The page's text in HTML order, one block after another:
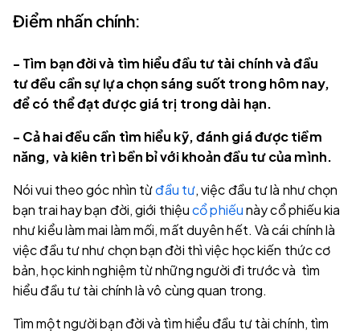
Điểm nhấn chính:
- Tìm bạn đời và tìm hiểu đầu tư tài chính và đầu
tư đều cần sự lựa chọn sáng suốt trong hôm nay,
để có thể đạt được giá trị trong dài hạn.
- Cả hai đều cần tìm hiểu kỹ, đánh giá được tiềm
năng, và kiên trì bền bỉ với khoản đầu tư của mình.
Nói vui theo góc nhìn từđầu tư, việc đầu tư là như chọn
bạn trai hay bạn đời, giới thiệucổ phiếunày cổ phiếu kia
như kiểu làm mai làm mối, mất duyên hết. Và cái chính là
việc đầu tư như chọn bạn đời thì việc học kiến thức cơ
bản, học kinh nghiệm từ những người đi trước và tìm
hiểu đầu tư tài chính là vô cùng quan trong.
Tìm một người bạn đời và tìm hiểu đầu tư tài chính, tìm